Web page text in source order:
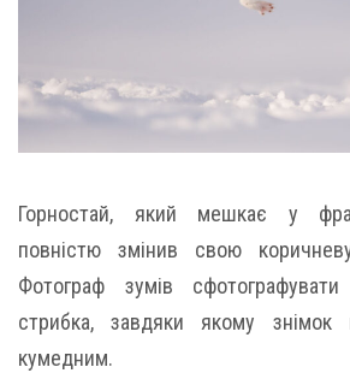
Горностай, який мешкає у
повністю змінив свою
Фотограф зумів
стрибка, завдяки якому знімок
кумедним.